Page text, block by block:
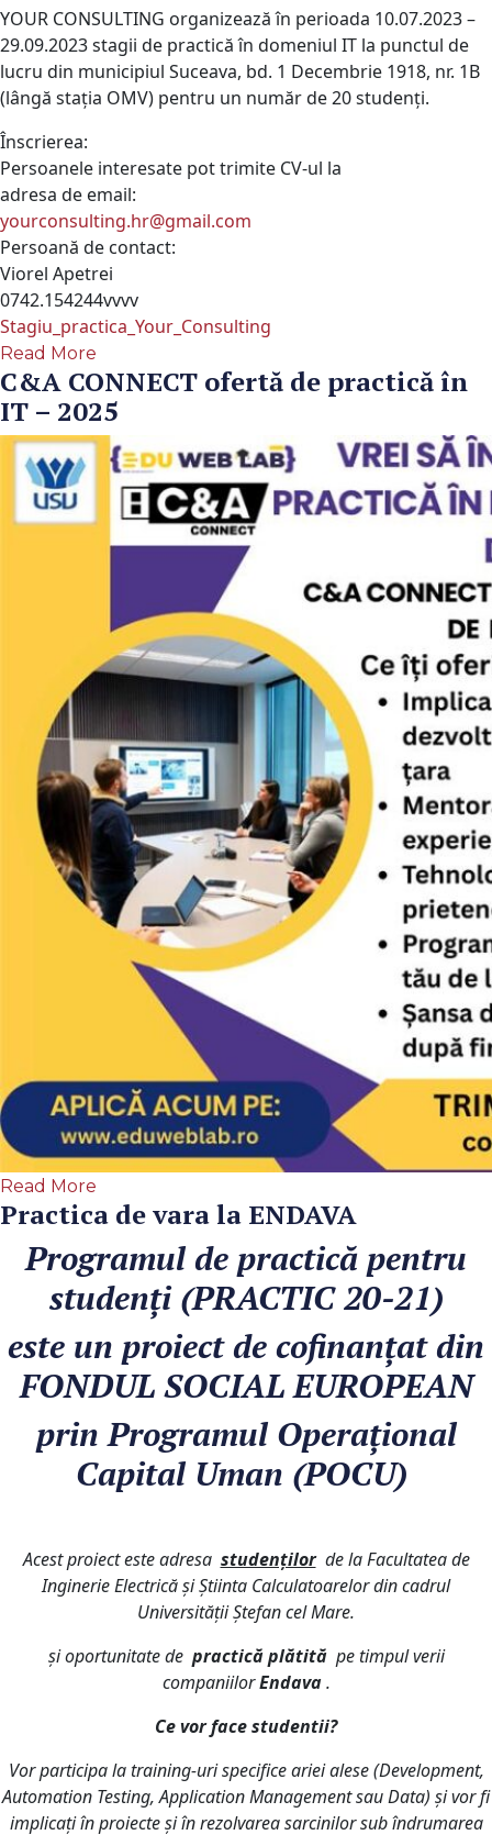
YOUR CONSULTING organizează în perioada 10.07.2023 –
29.09.2023 stagii de practică în domeniul IT la punctul de
lucru din municipiul Suceava, bd. 1 Decembrie 1918, nr. 1B
(lângă stația OMV) pentru un număr de 20 studenți.
Înscrierea:
Persoanele interesate pot trimite CV-ul la
adresa de email:
yourconsulting.hr@gmail.com
Persoană de contact:
Viorel Apetrei
0742.154244vvvv
Stagiu_practica_Your_Consulting
Read More
C&A CONNECT ofertă de practică în
IT – 2025
Read More
Practica de vara la ENDAVA
Programul de practică pentru
studenți (PRACTIC 20-21)
este un proiect de cofinanțat din
FONDUL SOCIAL EUROPEAN
prinProgramul Operațional
Capital Uman (POCU)
Acest proiect este adresa studențilorde la Facultatea de
Inginerie Electrică și Știinta Calculatoarelor din cadrul
Universității Ștefan cel Mare.
și oportunitate de practică plătită pe timpul verii
companiilorEndava.
Ce vor face studentii?
Vor participa la training-uri specifice ariei alese (Development,
Automation Testing, Application Management sau Data) și vor fi
implicați în proiecte și în rezolvarea sarcinilor sub îndrumarea